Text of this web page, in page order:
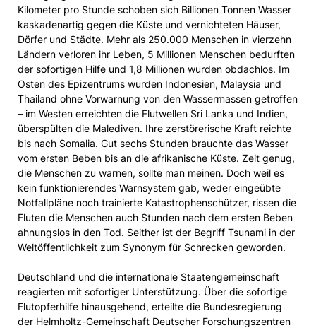
Kilometer pro Stunde schoben sich Billionen Tonnen Wasser
kaskadenartig gegen die Küste und vernichteten Häuser,
Dörfer und Städte. Mehr als 250.000 Menschen in vierzehn
Ländern verloren ihr Leben, 5 Millionen Menschen bedurften
der sofortigen Hilfe und 1,8 Millionen wurden obdachlos. Im
Osten des Epizentrums wurden Indonesien, Malaysia und
Thailand ohne Vorwarnung von den Wassermassen getroffen
– im Westen erreichten die Flutwellen Sri Lanka und Indien,
überspülten die Malediven. Ihre zerstörerische Kraft reichte
bis nach Somalia. Gut sechs Stunden brauchte das Wasser
vom ersten Beben bis an die afrikanische Küste. Zeit genug,
die Menschen zu warnen, sollte man meinen. Doch weil es
kein funktionierendes Warnsystem gab, weder eingeübte
Notfallpläne noch trainierte Katastrophenschützer, rissen die
Fluten die Menschen auch Stunden nach dem ersten Beben
ahnungslos in den Tod. Seither ist der Begriff Tsunami in der
Weltöffentlichkeit zum Synonym für Schrecken geworden.
Deutschland und die internationale Staatengemeinschaft
reagierten mit sofortiger Unterstützung. Über die sofortige
Flutopferhilfe hinausgehend, erteilte die Bundesregierung
der Helmholtz-Gemeinschaft Deutscher Forschungszentren